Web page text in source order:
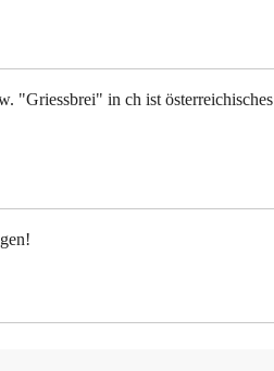
"Griessbrei" in ch ist österreichisches